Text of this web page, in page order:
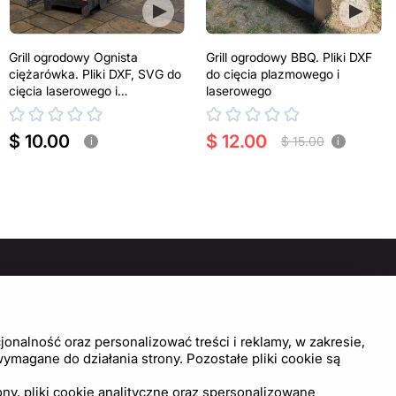
Grill ogrodowy Ognista
ciężarówka. Pliki DXF, SVG do
cięcia laserowego i
plazmowego
$ 10.00 i
Grill ogrodowy BBQ. Pliki DXF
do cięcia plazmowego i
laserowego
$ 12.00 $ 15.00 i
plików cookie
Napisz do nas
oraz personalizować treści i reklamy, w zakresie,
do działania strony. Pozostałe pliki cookie są
pliki cookie analityczne oraz spersonalizowane